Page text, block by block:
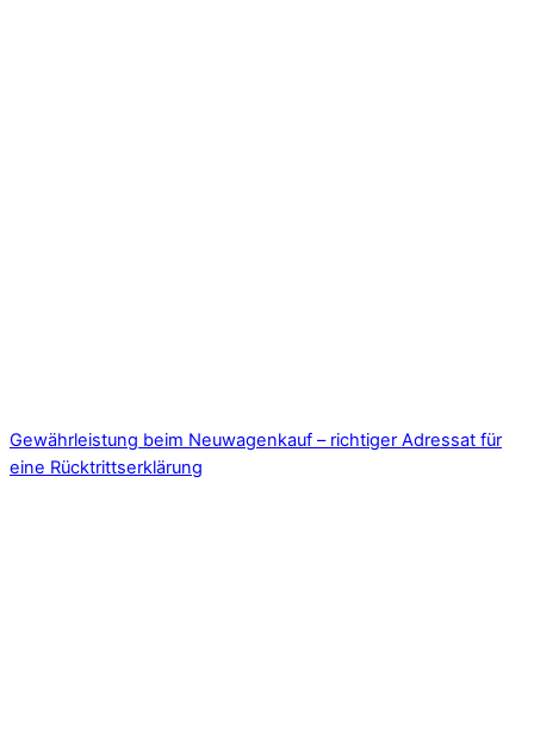
Gewährleistung beim Neuwagenkauf – richtiger Adressat für
eine Rücktrittserklärung